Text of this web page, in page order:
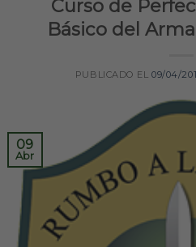
Curso de
Básico del
PUBLICADO EL09/04/
09
Abr